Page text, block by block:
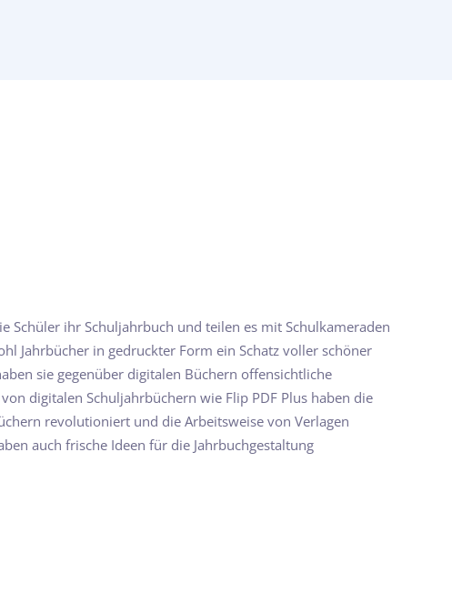
Schüler ihr Schuljahrbuch und teilen es mit Schulkameraden
Jahrbücher in gedruckter Form ein Schatz voller schöner
sie gegenüber digitalen Büchern offensichtliche
digitalen Schuljahrbüchern wie Flip PDF Plus haben die
revolutioniert und die Arbeitsweise von Verlagen
auch frische Ideen für die Jahrbuchgestaltung